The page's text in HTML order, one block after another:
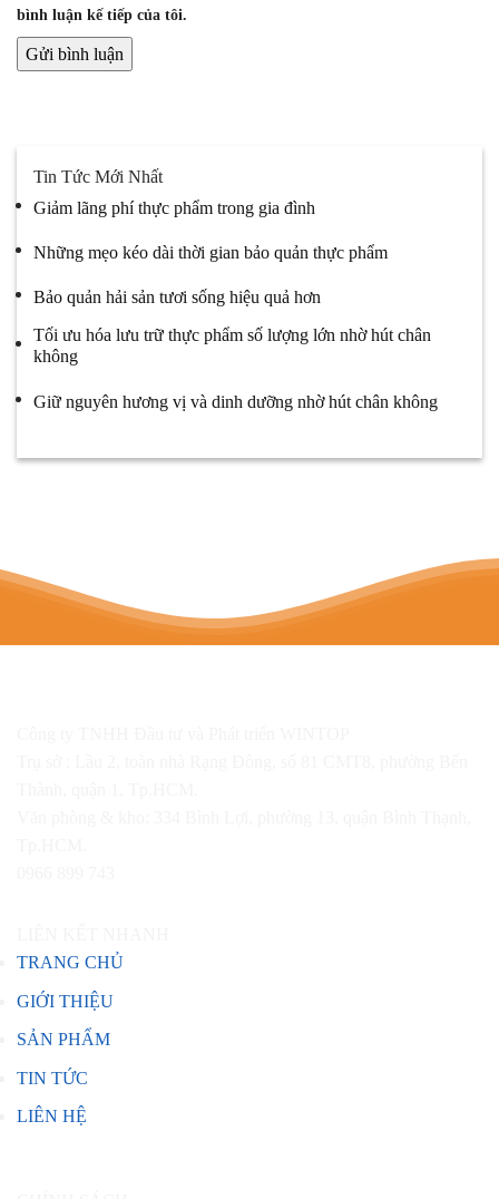
bình luận kế tiếp của tôi.
Tin Tức Mới Nhất
Giảm lãng phí thực phẩm trong gia đình
Những mẹo kéo dài thời gian bảo quản thực phẩm
Bảo quản hải sản tươi sống hiệu quả hơn
Tối ưu hóa lưu trữ thực phẩm số lượng lớn nhờ hút chân
không
Giữ nguyên hương vị và dinh dưỡng nhờ hút chân không
TRANG CHỦ
GIỚI THIỆU
SẢN PHẨM
TIN TỨC
LIÊN HỆ